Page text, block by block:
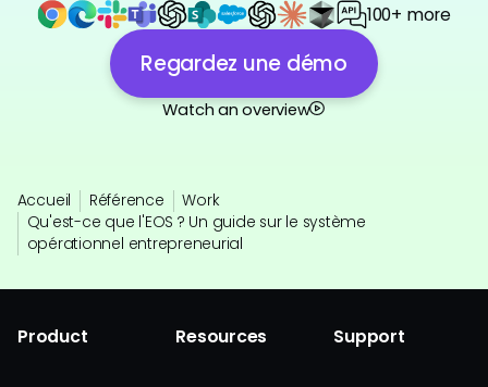
100+ more
Regardez une démo
Watch an overview
Accueil Référence
Work
Qu'est-ce que l'EOS ? Un guide sur le système
opérationnel entrepreneurial
Product Resources Support